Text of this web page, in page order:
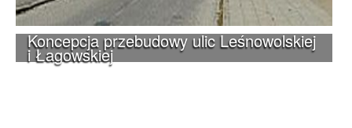
Koncepcja przebudowy ulic Leśnowolskiej
i Łagowskiej